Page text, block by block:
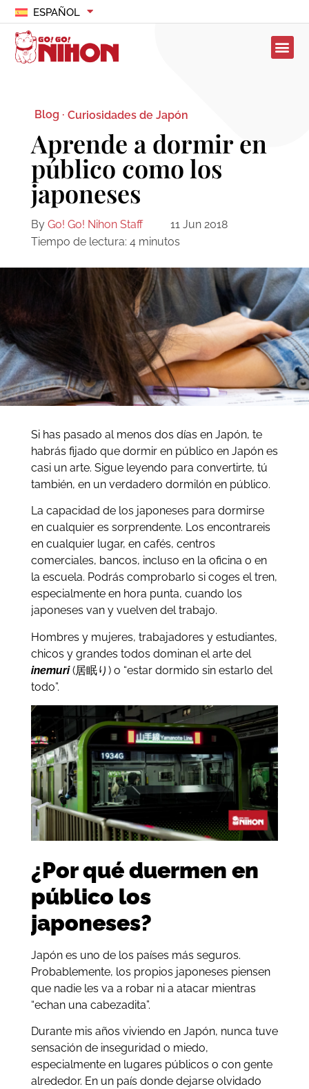
ESPAÑOL
Blog · Curiosidades de Japón
Aprende a dormir en
público como los
japoneses
By Go! Go! Nihon Staff
11 Jun 2018
Tiempo de lectura: 4 minutos
Si has pasado al menos dos días en Japón, te
habrás fijado que dormir en público en Japón es
casi un arte. Sigue leyendo para convertirte, tú
también, en un verdadero dormilón en público.
La capacidad de los japoneses para dormirse
en cualquier es sorprendente. Los encontrareis
en cualquier lugar, en cafés, centros
comerciales, bancos, incluso en la oficina o en
la escuela. Podrás comprobarlo si coges el tren,
especialmente en hora punta, cuando los
japoneses van y vuelven del trabajo.
Hombres y mujeres, trabajadores y estudiantes,
chicos y grandes todos dominan el arte del
inemuri (居眠り) o “estar dormido sin estarlo del
todo”.
¿Por qué duermen en
público los
japoneses?
Japón es uno de los países más seguros.
Probablemente, los propios japoneses piensen
que nadie les va a robar ni a atacar mientras
“echan una cabezadita”.
Durante mis años viviendo en Japón, nunca tuve
sensación de inseguridad o miedo,
especialmente en lugares públicos o con gente
alrededor. En un país donde dejarse olvidado